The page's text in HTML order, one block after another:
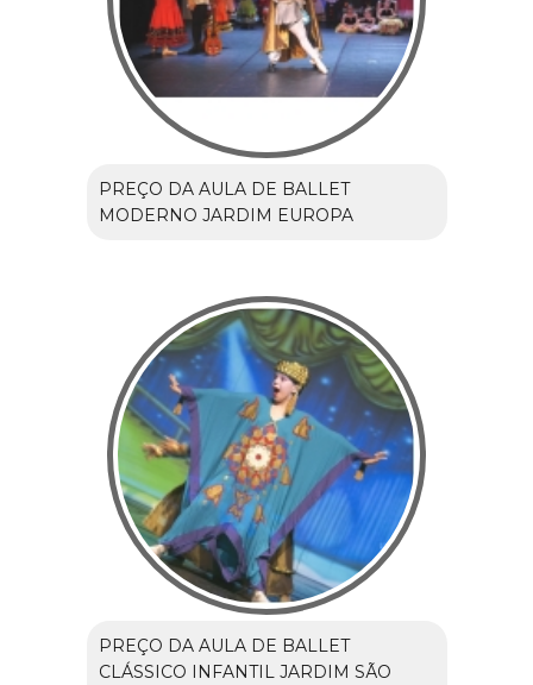
PREÇO DA AULA DE BALLET
MODERNO JARDIM EUROPA
PREÇO DA AULA DE BALLET
CLÁSSICO INFANTIL JARDIM SÃO